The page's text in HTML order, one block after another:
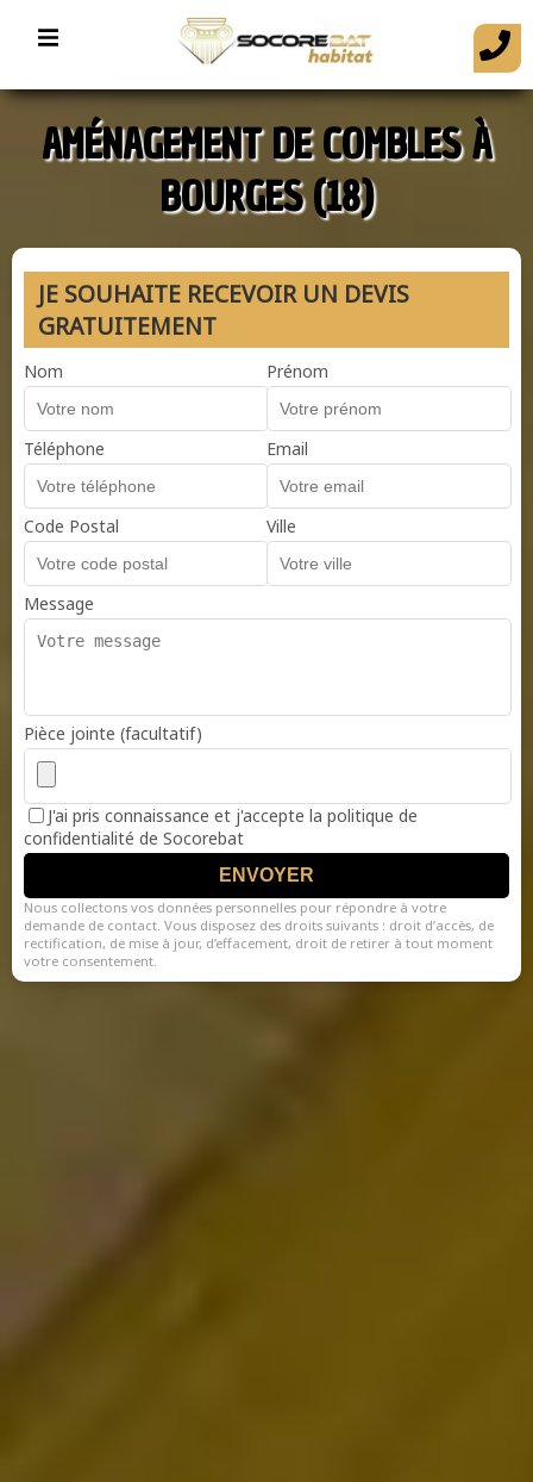
AMÉNAGEMENT DE COMBLES À
BOURGES (18)
JE SOUHAITE RECEVOIR UN DEVIS
GRATUITEMENT
Nom Prénom
Téléphone Email
Code Postal Ville
Message
Pièce jointe (facultatif)
J'ai pris connaissance et j'accepte la politique de
confidentialité de Socorebat
ENVOYER
Nous collectons vos données personnelles pour répondre à votre
demande de contact. Vous disposez des droits suivants : droit d’accès, de
rectification, de mise à jour, d’effacement, droit de retirer à tout moment
votre consentement.